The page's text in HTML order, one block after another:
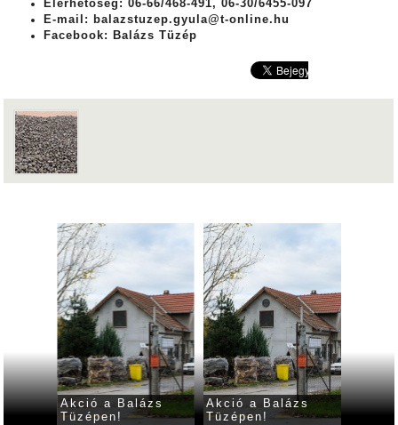
Elérhetőség: 06-66/468-491, 06-30/6455-097
E-mail: balazstuzep.gyula@t-online.hu
Facebook: Balázs Tüzép
Akció a Balázs
Tüzépen!
Akció a Balázs
Tüzépen!
Akció